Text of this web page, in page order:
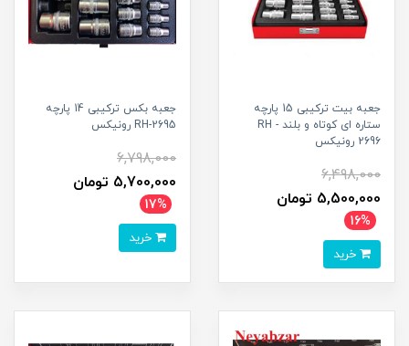
جعبه بیت ترکیبی 15 پارچه
ستاره ای کوتاه و بلند RH -
2696 رونیکس
6,498,000
5,500,000 تومان
16%
جعبه بکس ترکیبی 14 پارچه
RH-2695 رونیکس
6,798,000
5,700,000 تومان
17%